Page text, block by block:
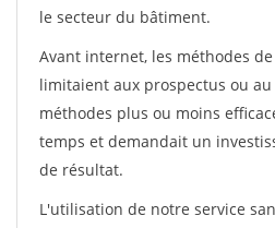
le secteur du bâtiment.
Avant internet, les méthodes
limitaient aux prospectus ou
méthodes plus ou moins
temps et demandait un
de résultat.
L'utilisation de notre service